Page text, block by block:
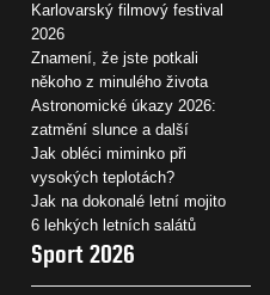
Karlovarský filmový festival
2026
Znamení, že jste potkali
někoho z minulého života
Astronomické úkazy 2026:
zatmění slunce a další
Jak obléci miminko při
vysokých teplotách?
Jak na dokonalé letní mojito
6 lehkých letních salátů
Sport 2026